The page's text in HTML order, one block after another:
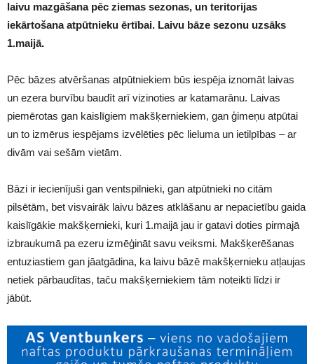
laivu mazgāšana pēc ziemas sezonas, un teritorijas
iekārtošana atpūtnieku ērtībai. Laivu bāze sezonu uzsāks
1.maijā.
Pēc bāzes atvēršanas atpūtniekiem būs iespēja iznomāt laivas
un ezera burvību baudīt arī vizinoties ar katamarānu. Laivas
piemērotas gan kaislīgiem makšķerniekiem, gan ģimeņu atpūtai
un to izmērus iespējams izvēlēties pēc lieluma un ietilpības – ar
divām vai sešām vietām.
Bāzi ir iecienījuši gan ventspilnieki, gan atpūtnieki no citām
pilsētām, bet visvairāk laivu bāzes atklāšanu ar nepacietību gaida
kaislīgākie makšķernieki, kuri 1.maijā jau ir gatavi doties pirmajā
izbraukumā pa ezeru izmēģināt savu veiksmi. Makšķerēšanas
entuziastiem gan jāatgādina, ka laivu bāzē makšķernieku atļaujas
netiek pārbaudītas, taču makšķerniekiem tām noteikti līdzi ir
jābūt.